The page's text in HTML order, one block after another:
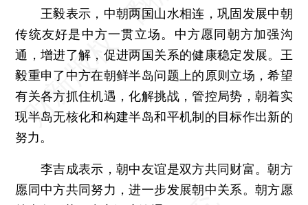
王毅表示，中朝两国山水相连，巩固发展中朝
传统友好是中方一贯立场。中方愿同朝方加强沟
通，增进了解，促进两国关系的健康稳定发展。王
毅重申了中方在朝鲜半岛问题上的原则立场，希望
有关各方抓住机遇，化解挑战，管控局势，朝着实
现半岛无核化和构建半岛和平机制的目标作出新的
努力。
李吉成表示，朝中友谊是双方共同财富。朝方
愿同中方共同努力，进一步发展朝中关系。朝方愿